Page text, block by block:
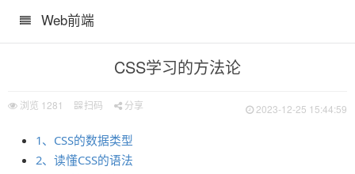
Web前端
CSS学习的方法论
浏览 1281 扫码 分享 2023-12-25 15:44:59
1、CSS的数据类型
2、读懂CSS的语法